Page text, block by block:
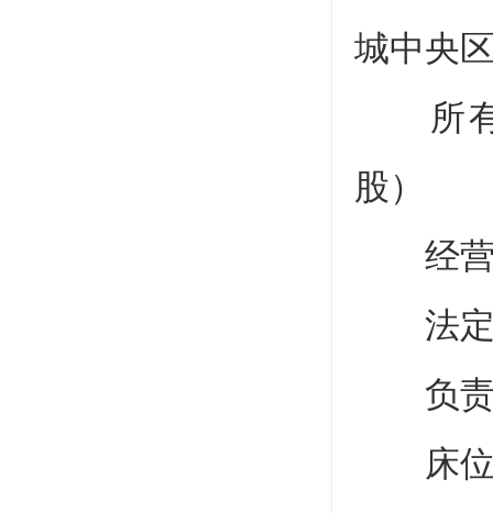
城中央
所有
股）
经营
法定
负责
床位